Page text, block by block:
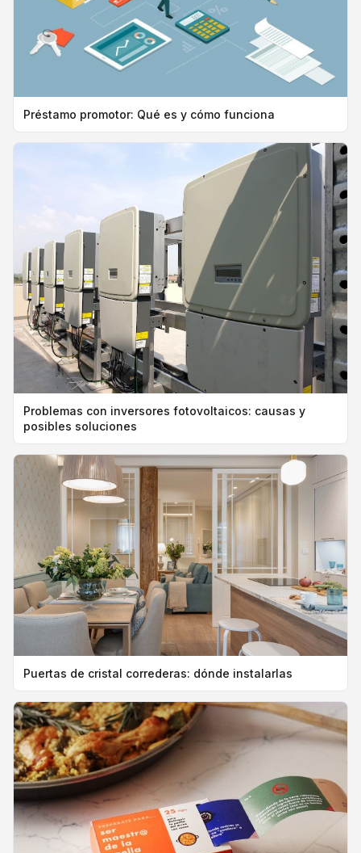
Préstamo promotor: Qué es y cómo funciona
Problemas con inversores fotovoltaicos: causas y
posibles soluciones
Puertas de cristal correderas: dónde instalarlas